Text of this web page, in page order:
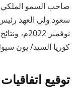
صاحب السمو الملكي
سعود ولي العهد
نوفمبر
كوريا السيد/ يون سيوك
توقيع